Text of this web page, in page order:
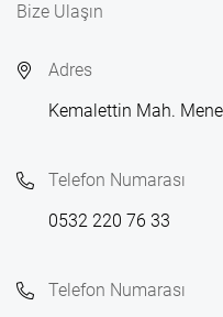
Bize Ulaşın
Adres
Kemalettin Mah.
Telefon Numarası
0532 220 76 33
Telefon Numarası